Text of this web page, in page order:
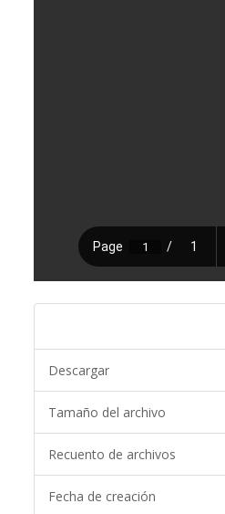
Descargar
Tamaño del archivo
Recuento de archivos
Fecha de creación